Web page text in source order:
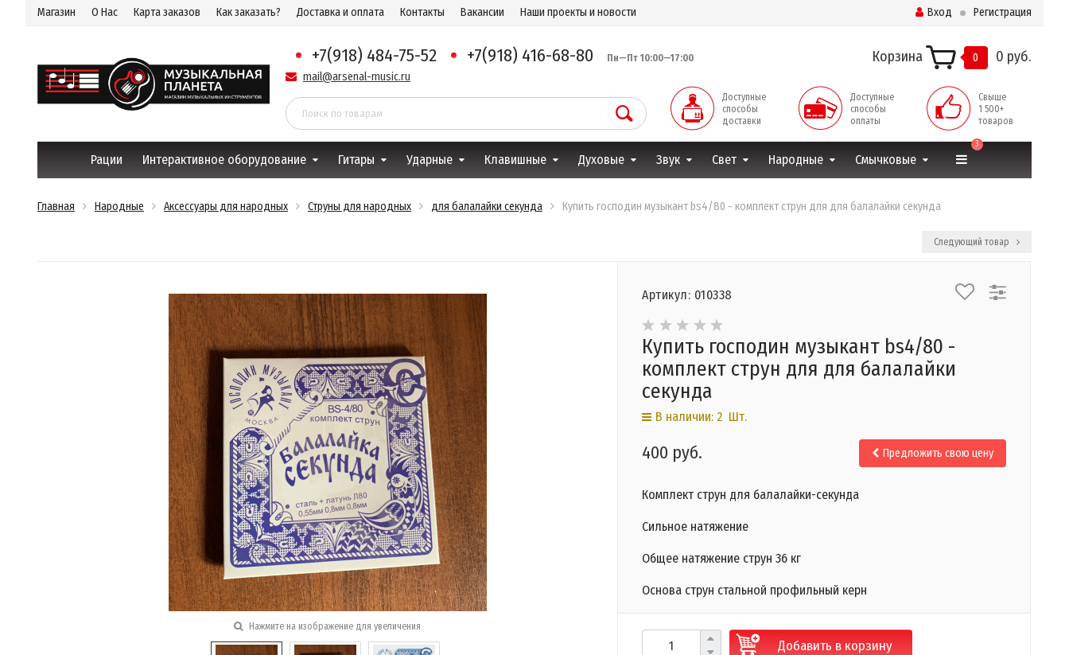
Магазин О Нас Карта заказов Как заказать? Доставка и оплата Контакты Вакансии Наши проекты и новости Вход Регистрация
+7(918) 484-75-52 +7(918) 416-68-80 Пн—Пт 10:00—17:00
mail@arsenal-music.ru
Корзина 0 0 руб.
Доступные
способы
доставки
Доступные
способы
оплаты
Свыше
1 500+
товаров
Рации Интерактивное оборудование Гитары Ударные Клавишные Духовые Звук Свет Народные Смычковые
3
Главная Народные Аксессуары для народных Струны для народных для балалайки секунда Купить господин музыкант bs4/80 - комплект струн для для балалайки секунда
Следующий товар
Нажмите на изображение для увеличения
Артикул: 010338
Купить господин музыкант bs4/80 -
комплект струн для для балалайки
секунда
В наличии: 2 Шт.
400 руб. Предложить свою цену
Комплект струн для балалайки-секунда
Сильное натяжение
Общее натяжение струн 36 кг
Основа струн стальной профильный керн
Добавить в корзину